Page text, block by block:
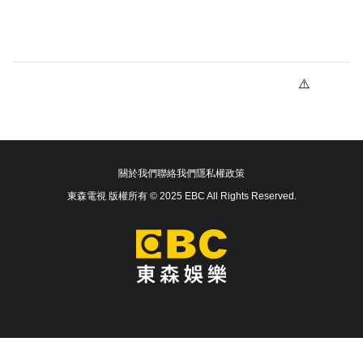
關於我們聯絡我們隱私權政策
東森電視 版權所有 © 2025 EBC All Rights Reserved.